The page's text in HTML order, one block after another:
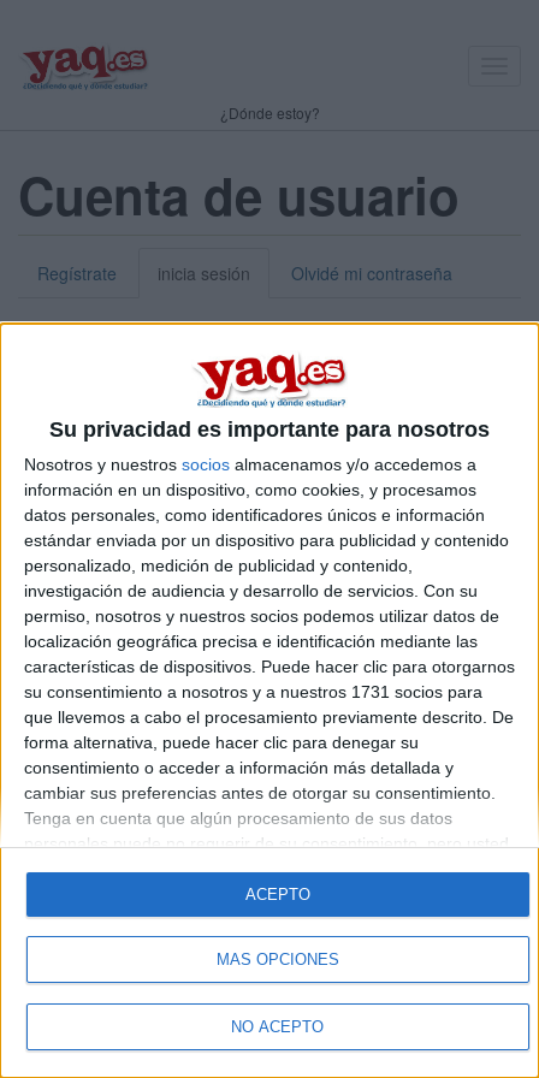
Su privacidad es importante para nosotros
Nosotros y nuestros socios almacenamos y/o accedemos a
información en un dispositivo, como cookies, y procesamos
datos personales, como identificadores únicos e información
estándar enviada por un dispositivo para publicidad y contenido
personalizado, medición de publicidad y contenido,
investigación de audiencia y desarrollo de servicios. Con su
permiso, nosotros y nuestros socios podemos utilizar datos de
localización geográfica precisa e identificación mediante las
características de dispositivos. Puede hacer clic para otorgarnos
su consentimiento a nosotros y a nuestros 1731 socios para
que llevemos a cabo el procesamiento previamente descrito. De
forma alternativa, puede hacer clic para denegar su
consentimiento o acceder a información más detallada y
cambiar sus preferencias antes de otorgar su consentimiento.
Tenga en cuenta que algún procesamiento de sus datos
personales puede no requerir de su consentimiento, pero usted
tiene el derecho de rechazar tal procesamiento. Sus
preferencias se aplicarán solo a este sitio web. Puede cambiar
sus preferencias o retirar su consentimiento en cualquier
momento volviendo a este sitio y haciendo clic en el botón
"Privacidad" en la parte inferior de la página web.
MÁS OPCIONES
NO ACEPTO
ACEPTO
¿Dónde estoy?
Cuenta de usuario
Regístrate inicia sesión Olvidé mi contraseña
Puedes iniciar sesión introduciendo tu nombre de usuario o tu
dirección de correo electrónico.
Contraseña:*
Introduce la contraseña que acompaña a tu nombre de usuario
Quiénes somos|Contactar |Anúnciate
Aviso legal|Politica de privacidad|Condiciones generales
de cookies
© 2003-2026Compás Mediterráneo S.L.- Diego de León 47 - 28006
Madrid [ESPAÑA] - Tel. +34 91 593 2767